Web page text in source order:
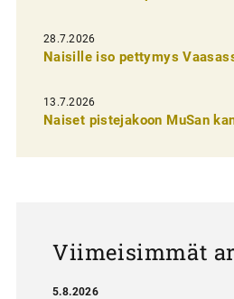
e
n
e
28.7.2026
Naisille iso pettymys
13.7.2026
Naiset pistejakoon MuSan
Viimeisimmät
5.8.2026